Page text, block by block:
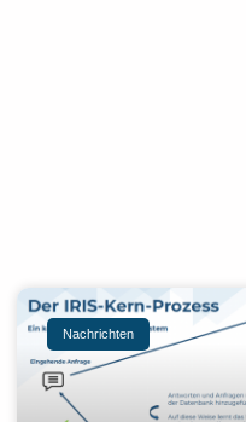
Nachrichten